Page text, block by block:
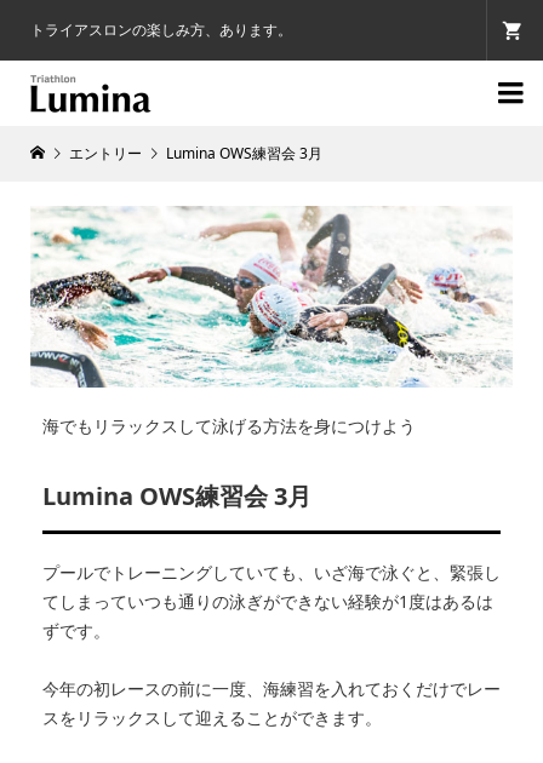
トライアスロンの楽しみ方、あります。

エントリー Lumina OWS練習会 3月
海でもリラックスして泳げる方法を身につけよう
Lumina OWS練習会 3月
プールでトレーニングしていても、いざ海で泳ぐと、緊張し
てしまっていつも通りの泳ぎができない経験が1度はあるは
ずです。
今年の初レースの前に一度、海練習を入れておくだけでレー
スをリラックスして迎えることができます。